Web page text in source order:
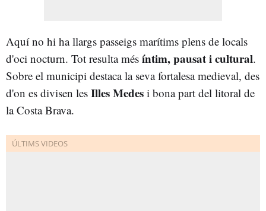
Aquí no hi ha llargs passeigs marítims plens de locals
d'oci nocturn. Tot resulta més íntim, pausat i cultural.
Sobre el municipi destaca la seva fortalesa medieval, des
d'on es divisen les Illes Medes i bona part del litoral de
la Costa Brava.